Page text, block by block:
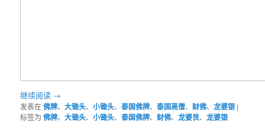
继续阅读 →
发表在佛牌、大锄头、小锄头、泰国佛牌、泰国高僧、 财佛、龙婆银 |
标签为 佛牌、大锄头、小锄头、泰国佛牌、 财佛、龙婆艮、龙婆银